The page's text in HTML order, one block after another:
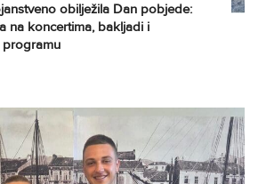
obilježila Dan pobjede:
na koncertima, bakljadi i